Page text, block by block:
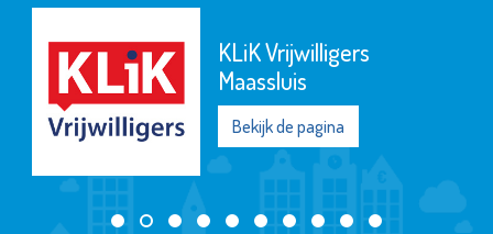
KLiK Vrijwilligers
Maassluis
Bekijk de pagina